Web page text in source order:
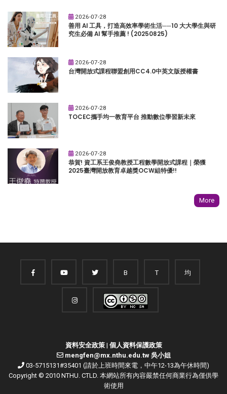
2026-07-28
善用 AI 工具，打造高效率學術生活──10 大大學生與研
究生必備 AI 幫手推薦 ! (20250825)
2026-07-28
台灣開放式課程聯盟創用CC4.0中英文版授權書
2026-07-28
TOCEC攜手均一教育平台 推動數位學習新未來
2026-07-28
恭賀! 資工系王俊堯教授工程數學開放式課程｜榮獲
2025臺灣開放教育卓越獎OCW組特優!!
More
B T 均
資料安全政策| 個人資料保護政策
mengfen@mx.nthu.edu.tw 吳小姐
03-5715131#35401 (請於上班時間來電，中午12-13為午休時間)
Copyright © 2010 NTHU. CTLD. 本網站所有內容嚴禁任何商業行為僅供學
術使用